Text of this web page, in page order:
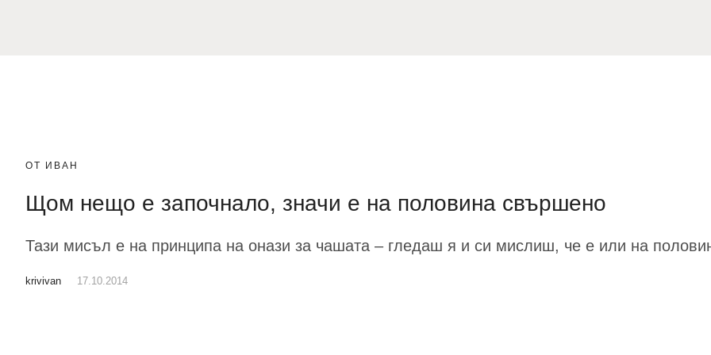
ОТ ИВАН
Щом нещо е започнало, значи е на половина свършено
Тази мисъл е на принципа на онази за чашата – гледаш я и си мислиш, че е или на
krivivan 17.10.2014